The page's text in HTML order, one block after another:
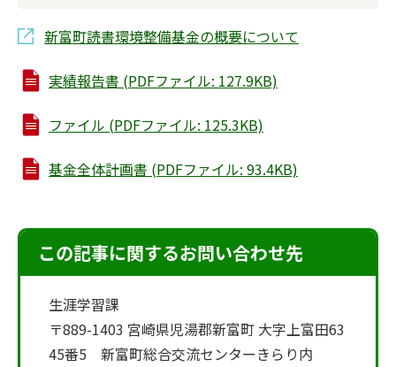
新富町読書環境整備基金の概要について
実績報告書 (PDFファイル: 127.9KB)
ファイル (PDFファイル: 125.3KB)
基金全体計画書 (PDFファイル: 93.4KB)
この記事に関するお問い合わせ先
生涯学習課
〒889-1403 宮崎県児湯郡新富町 大字上富田63
45番5 新富町総合交流センターきらり内